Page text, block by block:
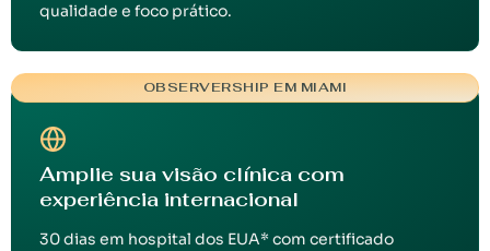
qualidade e foco prático.
OBSERVERSHIP EM MIAMI
Amplie sua visão clínica com
experiência internacional
30 dias em hospital dos EUA* com certificado